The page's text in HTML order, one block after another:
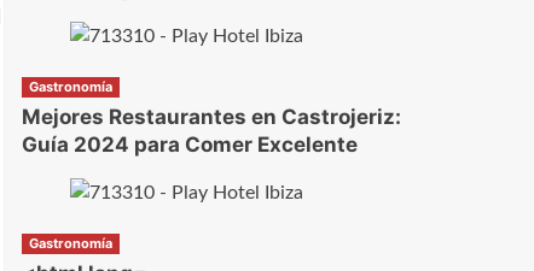
Gastronomía
Mejores Restaurantes en Castrojeriz:
Guía 2024 para Comer Excelente
Gastronomía